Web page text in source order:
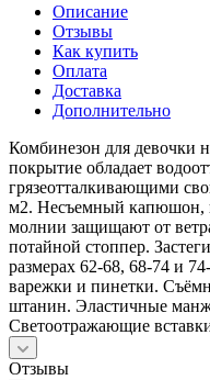
Описание
Отзывы
Как купить
Оплата
Доставка
Дополнительно
Комбинезон для девочки
покрытие обладает
грязеотталкивающими
м2. Несъемный капюшон,
молнии защищают от
потайной стоппер.
размерах 62-68, 68-74 и
варежки и пинетки.
штанин. Эластичные
Светоотражающие
Отзывы